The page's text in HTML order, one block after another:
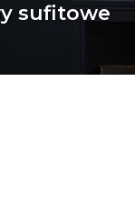
sufitowe